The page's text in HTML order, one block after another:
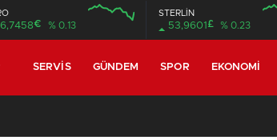
€ % 0.13
STERLİN
53,9601 £ % 0.23
SERVIS GÜNDEM SPOR EKONOMI